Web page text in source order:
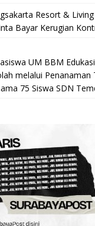
Resort &
Bayar Kerugian
UM BBM
melalui Penanaman
75 Siswa SDN